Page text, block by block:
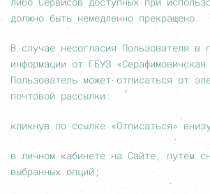
должно быть немедленно прекращено.
В случае несогласия Пользователя в
информации от ГБУЗ «Серафимовичская
Пользователь может отписаться от
почтовой рассылки:
кликнув по ссылке «Отписаться»
в личном кабинете на Сайте, путем
выбранных опций;